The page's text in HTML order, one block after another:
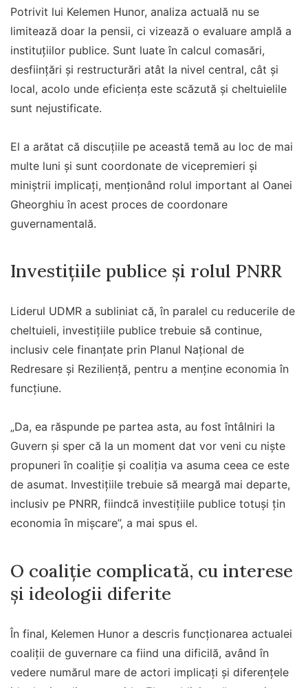
Potrivit lui Kelemen Hunor, analiza actuală nu se
limitează doar la pensii, ci vizează o evaluare amplă a
instituțiilor publice. Sunt luate în calcul comasări,
desființări și restructurări atât la nivel central, cât și
local, acolo unde eficiența este scăzută și cheltuielile
sunt nejustificate.
El a arătat că discuțiile pe această temă au loc de mai
multe luni și sunt coordonate de vicepremieri și
miniștrii implicați, menționând rolul important al Oanei
Gheorghiu în acest proces de coordonare
guvernamentală.
Investițiile publice și rolul PNRR
Liderul UDMR a subliniat că, în paralel cu reducerile de
cheltuieli, investițiile publice trebuie să continue,
inclusiv cele finanțate prin Planul Național de
Redresare și Reziliență, pentru a menține economia în
funcțiune.
„Da, ea răspunde pe partea asta, au fost întâlniri la
Guvern şi sper că la un moment dat vor veni cu nişte
propuneri în coaliţie şi coaliţia va asuma ceea ce este
de asumat. Investiţiile trebuie să meargă mai departe,
inclusiv pe PNRR, fiindcă investiţiile publice totuşi ţin
economia în mişcare”, a mai spus el.
O coaliție complicată, cu interese
și ideologii diferite
În final, Kelemen Hunor a descris funcționarea actualei
coaliții de guvernare ca fiind una dificilă, având în
vedere numărul mare de actori implicați și diferențele